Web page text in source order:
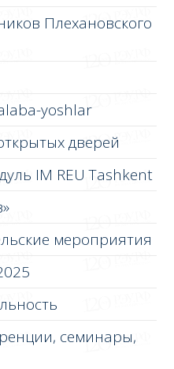
Плехановского
yoshlar
дверей
IM REU Tashkent
мероприятия
семинары,